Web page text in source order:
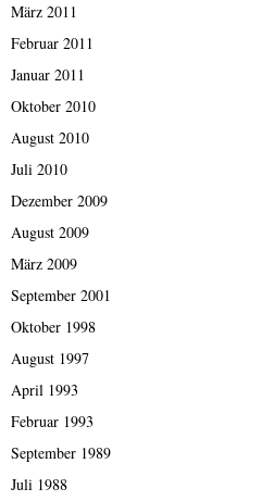
März 2011
Februar 2011
Januar 2011
Oktober 2010
August 2010
Juli 2010
Dezember 2009
August 2009
März 2009
September 2001
Oktober 1998
August 1997
April 1993
Februar 1993
September 1989
Juli 1988